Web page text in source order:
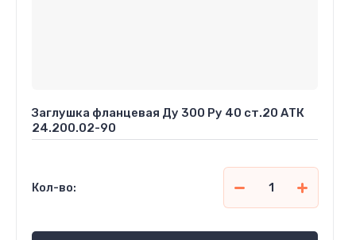
Заглушка фланцевая Ду 300 Ру 40 ст.20 АТК
24.200.02-90
Кол-во: